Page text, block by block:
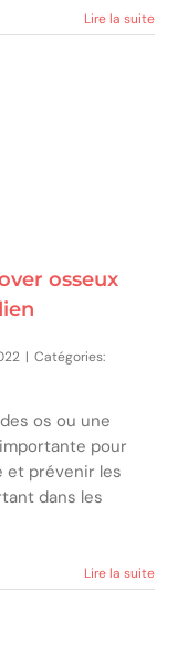
Lire la suite
osseux
| Catégories:
os ou une
pour
et prévenir les
dans les
Lire la suite